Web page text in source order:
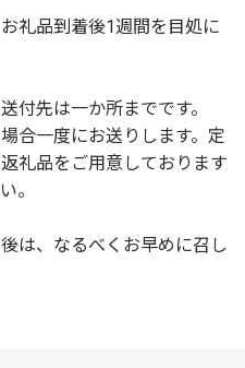
礼品到着後1週間を目処に
付先は一か所までです。
合一度にお送りします。定
礼品をご用意しております
。
は、なるべくお早めに召し